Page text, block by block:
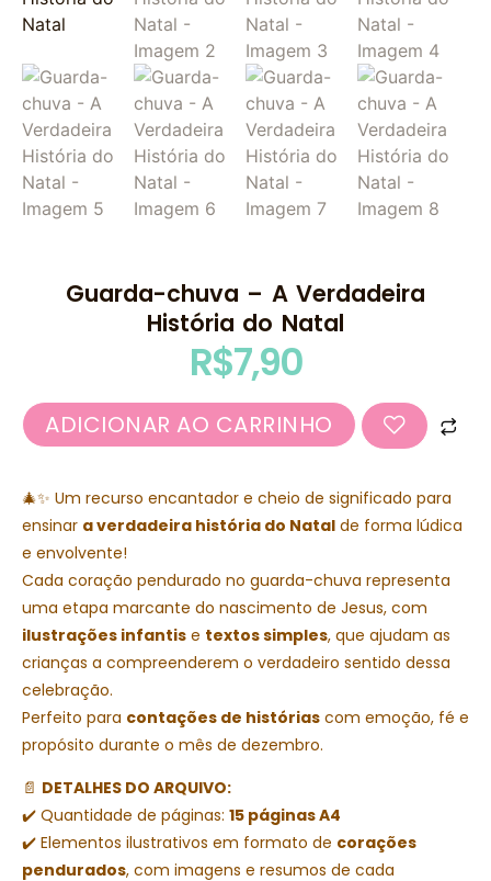
Guarda-chuva – A Verdadeira
História do Natal
R$7,90
ADICIONAR AO CARRINHO
🎄✨ Um recurso encantador e cheio de significado para
ensinar a verdadeira história do Natal de forma lúdica
e envolvente!
Cada coração pendurado no guarda-chuva representa
uma etapa marcante do nascimento de Jesus, com
ilustrações infantis e textos simples, que ajudam as
crianças a compreenderem o verdadeiro sentido dessa
celebração.
Perfeito para contações de histórias com emoção, fé e
propósito durante o mês de dezembro.
📄 DETALHES DO ARQUIVO:
✔️ Quantidade de páginas: 15 páginas A4
✔️ Elementos ilustrativos em formato de corações
pendurados, com imagens e resumos de cada